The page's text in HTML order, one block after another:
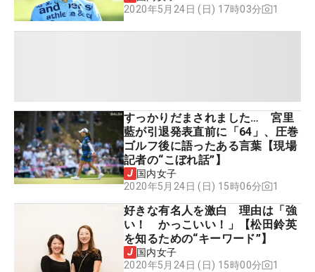
2020年5月24日 (日) 17時03分
1
すっかりだまされました… 宮里
藍が引退発表直前に「64」、圧巻
ゴルフ後に語ったある言葉【現場
記者の“こぼれ話”】
国内女子
2020年5月24日 (日) 15時06分
1
好きな有名人を激白 理由は「強
い！ かっこいい！」【松田鈴英
を知るための“キーワード”】
国内女子
2020年5月24日 (日) 15時00分
1